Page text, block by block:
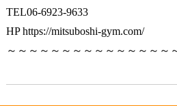
TEL06-6923-9633
HP https://mitsuboshi-gym.com/
～～～～～～～～～～～～～～～